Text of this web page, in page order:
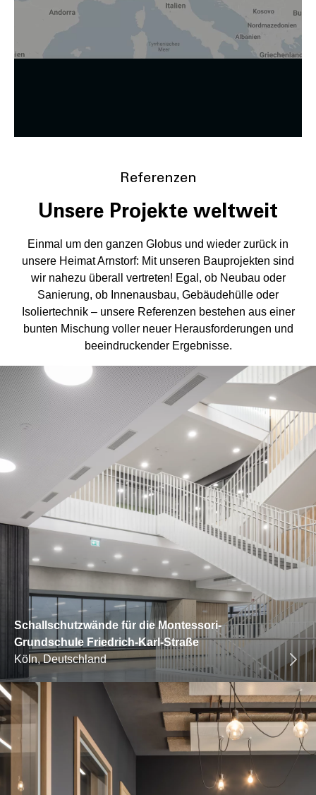
Zustimmung ändern
Referenzen
Unsere Projekte weltweit
Einmal um den ganzen Globus und wieder zurück in
unsere Heimat Arnstorf: Mit unseren Bauprojekten sind
wir nahezu überall vertreten! Egal, ob Neubau oder
Sanierung, ob Innenausbau, Gebäudehülle oder
Isoliertechnik – unsere Referenzen bestehen aus einer
bunten Mischung voller neuer Herausforderungen und
beeindruckender Ergebnisse.
Schallschutzwände für die Montessori-
Grundschule Friedrich-Karl-Straße
Köln, Deutschland